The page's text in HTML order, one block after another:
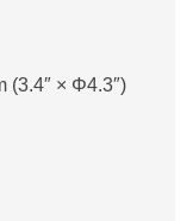
(3.4″ × Φ4.3″)